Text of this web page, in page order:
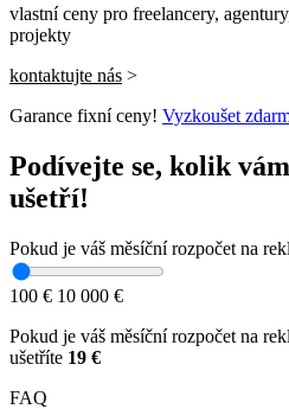
vlastní ceny pro freelancery,
projekty
kontaktujte nás >
Garance fixní ceny! Vyzkoušet
Podívejte se, kolik
ušetří!
Pokud je váš měsíční rozpočet na
100 € 10 000 €
Pokud je váš měsíční rozpočet na
ušetříte 19 €
FAQ